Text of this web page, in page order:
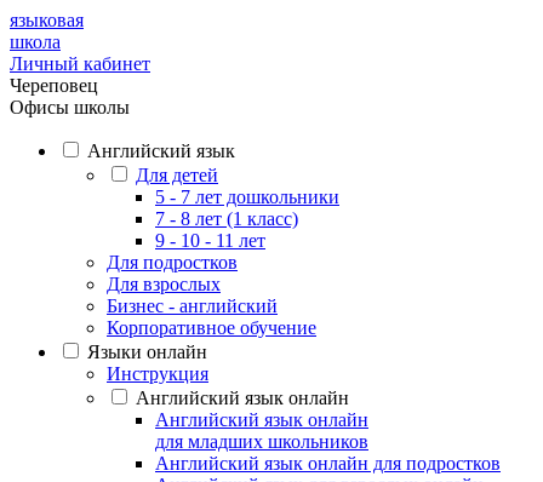
языковая
школа
Личный кабинет
Череповец
Офисы школы
Английский язык
Для детей
5 - 7 лет дошкольники
7 - 8 лет (1 класс)
9 - 10 - 11 лет
Для подростков
Для взрослых
Бизнес - английский
Корпоративное обучение
Языки онлайн
Инструкция
Английский язык онлайн
Английский язык онлайн
для младших школьников
Английский язык онлайн для подростков